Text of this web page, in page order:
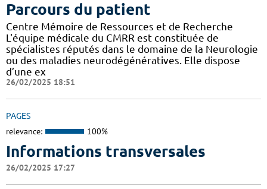
Parcours du patient
Centre Mémoire de Ressources et de Recherche
L'équipe médicale du CMRR est constituée de
spécialistes réputés dans le domaine de la Neurologie
ou des maladies neurodégénératives. Elle dispose
d’une ex
26/02/2025 18:51
PAGES
relevance: 100%
Informations transversales
26/02/2025 17:27